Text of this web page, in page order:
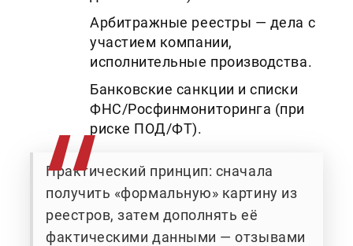
Арбитражные реестры — дела с
участием компании,
исполнительные производства.
Банковские санкции и списки
ФНС/Росфинмониторинга (при
риске ПОД/ФТ).
Практический принцип: сначала
получить «формальную» картину из
реестров, затем дополнять её
фактическими данными — отзывами